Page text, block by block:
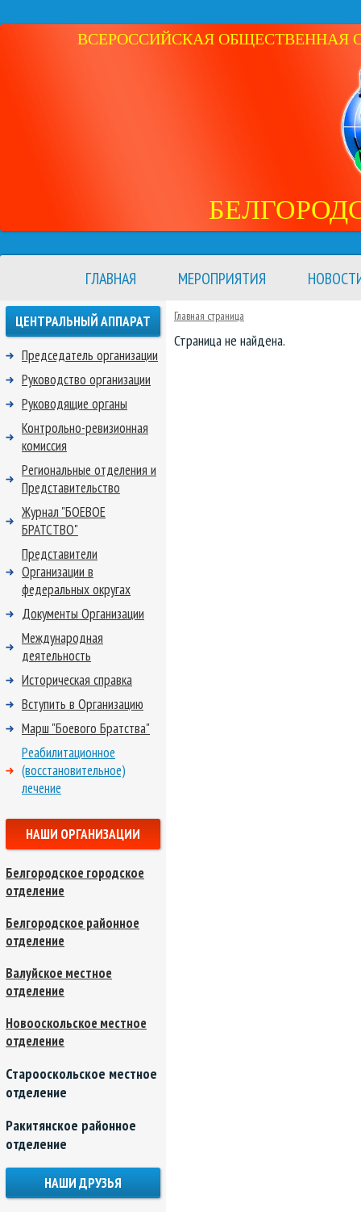
ВСЕРОССИЙСКАЯ ОБЩЕСТВЕННАЯ
ГЛАВНАЯ МЕРОПРИЯТИЯ
Главная страница
Страница не найдена.
ЦЕНТРАЛЬНЫЙ АППАРАТ
Председатель организации
Руководство организации
Руководящие органы
Контрольно-ревизионная
комиссия
Региональные отделения и
Представительство
Журнал "БОЕВОЕ
БРАТСТВО"
Представители
Организации в
федеральных округах
Документы Организации
Международная
деятельность
Историческая справка
Вступить в Организацию
Марш "Боевого Братства"
Реабилитационное
(восстановительное)
лечение
НАШИ ОРГАНИЗАЦИИ
Белгородское городское
отделение
Белгородское районное
отделение
Валуйское местное
отделение
Новооскольское местное
отделение
Старооскольское местное
отделение
Ракитянское районное
отделение
НАШИ ДРУЗЬЯ